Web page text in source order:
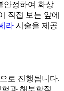
안정하여 화상
직접 보는 앞에
라 시술을 제공
로 진행됩니다.
과 해부학적